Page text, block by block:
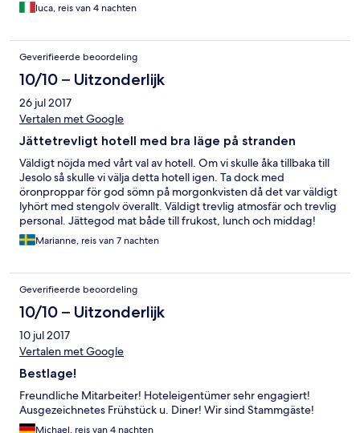
luca, reis van 4 nachten
Geverifieerde beoordeling
10/10 – Uitzonderlijk
26 jul 2017
Vertalen met Google
Jättetrevligt hotell med bra läge på stranden
Väldigt nöjda med vårt val av hotell. Om vi skulle åka tillbaka till
Jesolo så skulle vi välja detta hotell igen. Ta dock med
öronproppar för god sömn på morgonkvisten då det var väldigt
lyhört med stengolv överallt. Väldigt trevlig atmosfär och trevlig
personal. Jättegod mat både till frukost, lunch och middag!
Marianne, reis van 7 nachten
Geverifieerde beoordeling
10/10 – Uitzonderlijk
10 jul 2017
Vertalen met Google
Bestlage!
Freundliche Mitarbeiter! Hoteleigentümer sehr engagiert!
Ausgezeichnetes Frühstück u. Diner! Wir sind Stammgäste!
Michael, reis van 4 nachten